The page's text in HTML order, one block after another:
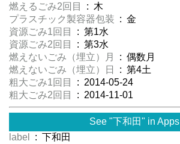
燃えるごみ2回目
: 木
プラスチック製容器包装 : 金
資源ごみ1回目
: 第1水
資源ごみ2回目
: 第3水
燃えないごみ（埋立）月
: 偶数月
燃えないごみ（埋立）日
: 第4土
粗大ごみ1回目
: 2014-05-24
粗大ごみ2回目
: 2014-11-01
See "下和田" in Apps
label
: 下和田